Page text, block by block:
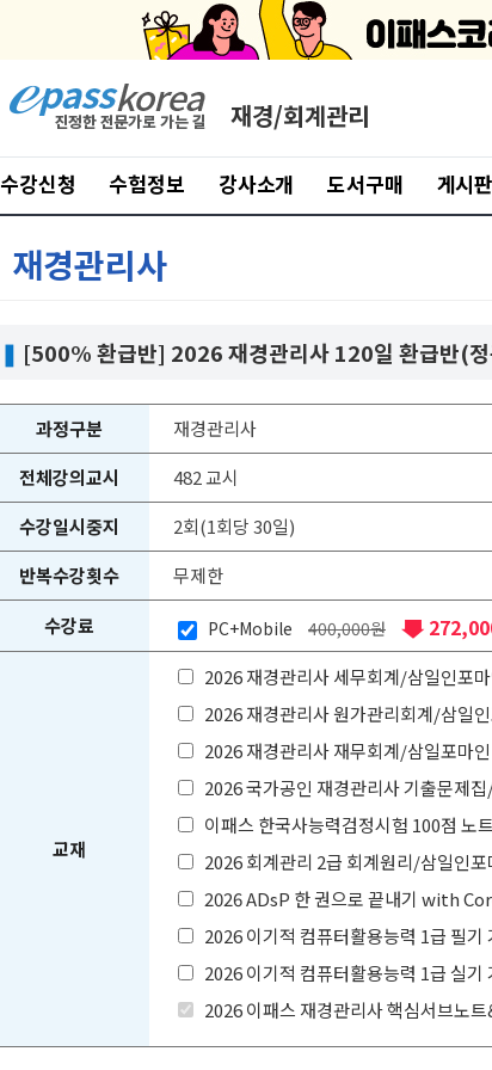
재경/회계관리
수강신청 수험정보 강사소개 도서구매 게시판
재경관리사
❚ [500% 환급반] 2026 재경관리사 120일 환급반(
과정구분 재경관리사
전체강의교시
482 교시
수강일시중지
2회(1회당 30일)
반복수강횟수
무제한
수강료
PC+Mobile 400,000원
교재
2026 재경관리사 세무회계/삼일인포
2026 재경관리사 원가관리회계/삼일
2026 재경관리사 재무회계/삼일포마인
2026 국가공인 재경관리사 기출문제
이패스 한국사능력검정시험 100점 노
2026 회계관리 2급 회계원리/삼일인포
2026 ADsP 한 권으로 끝내기 with
2026 이기적 컴퓨터활용능력 1급 필기
2026 이기적 컴퓨터활용능력 1급 실기
2026 이패스 재경관리사 핵심서브노